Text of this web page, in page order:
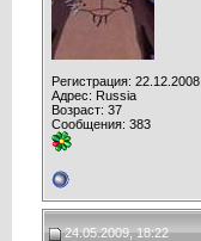
Регистрация: 22.12.2008
Адрес: Russia
Возраст: 37
Сообщения: 383
24.05.2009, 18:22